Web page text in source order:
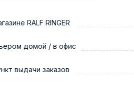
RALF RINGER
домой / в офис
выдачи заказов